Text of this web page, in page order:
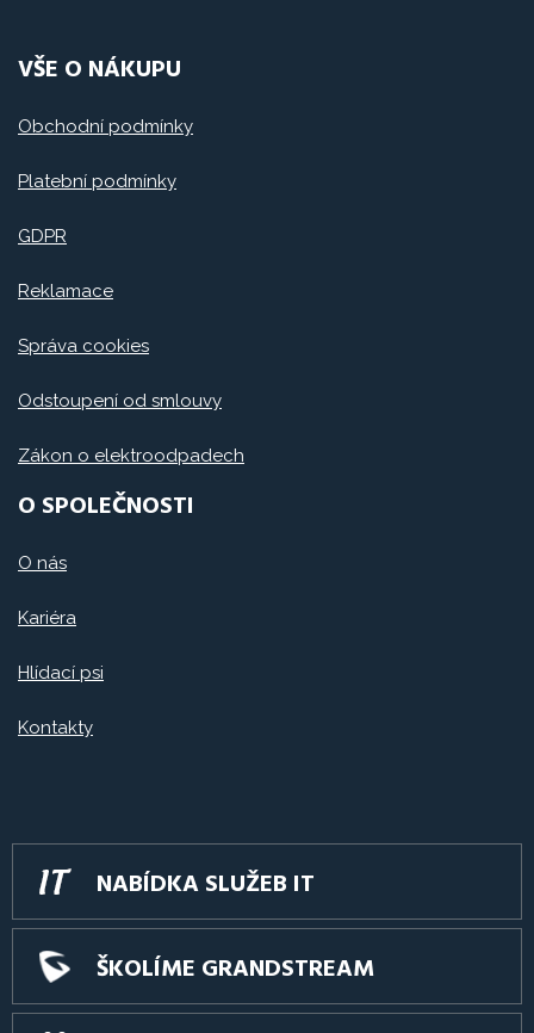
VŠE O NÁKUPU
Obchodní podmínky
Platební podmínky
GDPR
Reklamace
Správa cookies
Odstoupení od smlouvy
Zákon o elektroodpadech
O SPOLEČNOSTI
O nás
Kariéra
Hlídací psi
Kontakty
NABÍDKA SLUŽEB IT
ŠKOLÍME GRANDSTREAM